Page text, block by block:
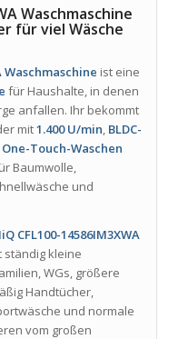
Waschmaschine
für viel Wäsche
Waschmaschine ist eine
für Haushalte, in denen
anfallen. Ihr bekommt
mit1.400 U/min, BLDC-
One-Touch-Waschen
Baumwolle,
und
CFL100-14586IM3XWA
ständig kleine
WGs, größere
Handtücher,
und normale
vom großen